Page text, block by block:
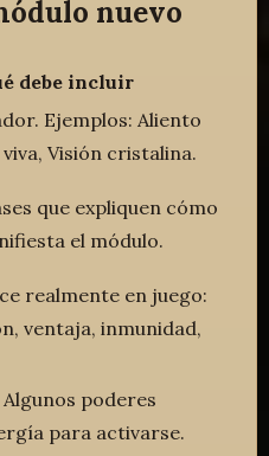
nuevo
debe incluir
Ejemplos: Aliento
Visión cristalina.
que expliquen cómo
el módulo.
realmente en juego:
ventaja, inmunidad,
poderes
para activarse.